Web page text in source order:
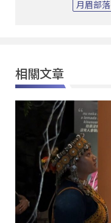
月眉部落
相關文章